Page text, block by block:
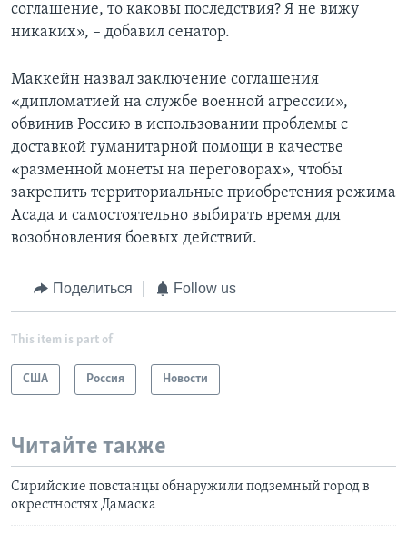
соглашение, то каковы последствия? Я не вижу
никаких», – добавил сенатор.
Маккейн назвал заключение соглашения
«дипломатией на службе военной агрессии»,
обвинив Россию в использовании проблемы с
доставкой гуманитарной помощи в качестве
«разменной монеты на переговорах», чтобы
закрепить территориальные приобретения режима
Асада и самостоятельно выбирать время для
возобновления боевых действий.
Поделиться Follow us
This item is part of
США Россия Новости
Читайте также
Сирийские повстанцы обнаружили подземный город в
окрестностях Дамаска